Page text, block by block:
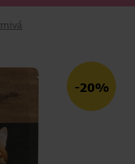
-20%